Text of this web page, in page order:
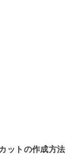
ットの作成方法